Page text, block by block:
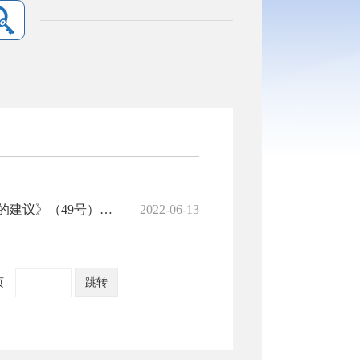
市十七届人大一次会议《关于加强县区级体校建设培养后备人才的建议》（49号）答复 2022-06-13
跳转